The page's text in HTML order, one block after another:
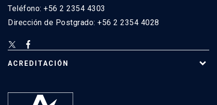
Teléfono: +56 2 2354 4303
Dirección de Postgrado: +56 2 2354 4028
ACREDITACIÓN